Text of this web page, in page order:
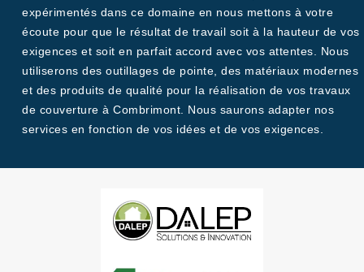
expérimentés dans ce domaine en nous mettons à votre
écoute pour que le résultat de travail soit à la hauteur de vos
exigences et soit en parfait accord avec vos attentes. Nous
utiliserons des outillages de pointe, des matériaux modernes
et des produits de qualité pour la réalisation de vos travaux
de couverture à Combrimont. Nous saurons adapter nos
services en fonction de vos idées et de vos exigences.